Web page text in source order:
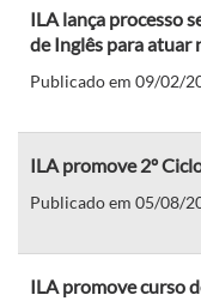
ILA lança processo
de Inglês para atuar
Publicado em 09/02/
ILA promove 2º
Publicado em 05/08/
ILA promove curso